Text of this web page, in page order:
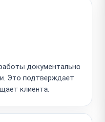
документально
Это подтверждает
клиента.